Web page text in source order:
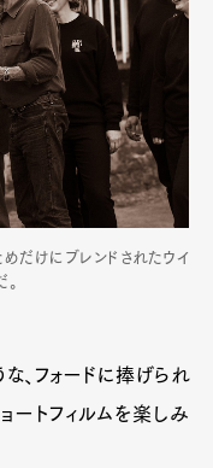
だけにブレンドされたウイ
、フォードに捧げられ
ートフィルムを楽しみ